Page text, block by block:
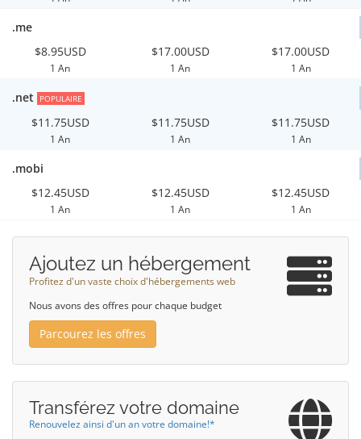
.me
$8.95USD
1 An
$17.00USD
1 An
$17.00USD
1 An
.net POPULAIRE
$11.75USD
1 An
$11.75USD
1 An
$11.75USD
1 An
.mobi
$12.45USD
1 An
$12.45USD
1 An
$12.45USD
1 An
Ajoutez un hébergement
Profitez d'un vaste choix d'hébergements web
Nous avons des offres pour chaque budget
Parcourez les offres
Transférez votre domaine
Renouvelez ainsi d'un an votre domaine!*